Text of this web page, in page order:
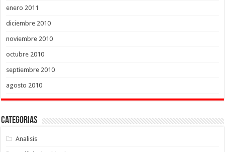
enero 2011
diciembre 2010
noviembre 2010
octubre 2010
septiembre 2010
agosto 2010
Categorias
Analisis